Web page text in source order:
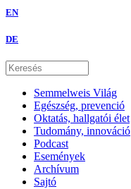
EN
DE
Semmelweis Világ
Egészség, prevenció
Oktatás, hallgatói élet
Tudomány, innováció
Podcast
Események
Archívum
Sajtó